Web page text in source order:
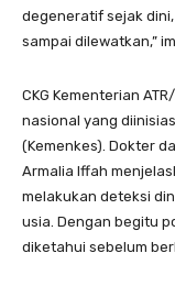
degeneratif sejak
sampai dilewatkan,”
CKG Kementerian
nasional yang
(Kemenkes). Dokter
Armalia Iffah
melakukan deteksi
usia. Dengan begitu
diketahui sebelum